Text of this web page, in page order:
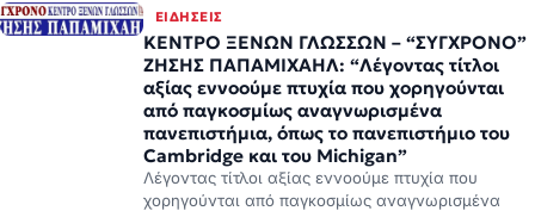
ΕΙΔΉΣΕΙΣ
ΚΕΝΤΡΟ ΞΕΝΩΝ ΓΛΩΣΣΩΝ – “ΣΥΓΧΡΟΝΟ”
ΖΗΣΗΣ ΠΑΠΑΜΙΧΑΗΛ: “Λέγοντας τίτλοι
αξίας εννοούμε πτυχία που χορηγούνται
από παγκοσμίως αναγνωρισμένα
πανεπιστήμια, όπως το πανεπιστήμιο του
Cambridge και του Michigan”
Λέγοντας τίτλοι αξίας εννοούμε πτυχία που
χορηγούνται από παγκοσμίως αναγνωρισμένα